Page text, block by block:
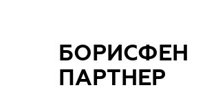
БОРИСФЕН
ПАРТНЕР